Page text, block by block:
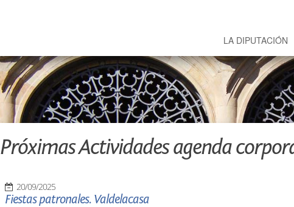
LA DIPUTACIÓN
Próximas Actividades agenda
20/09/2025
Fiestas patronales. Valdelacasa